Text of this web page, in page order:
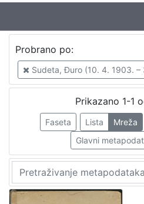
Probrano po:
Sudeta, Đuro (10. 4. 1903. –
Prikazano 1-1
Faseta Lista Mreža
Glavni